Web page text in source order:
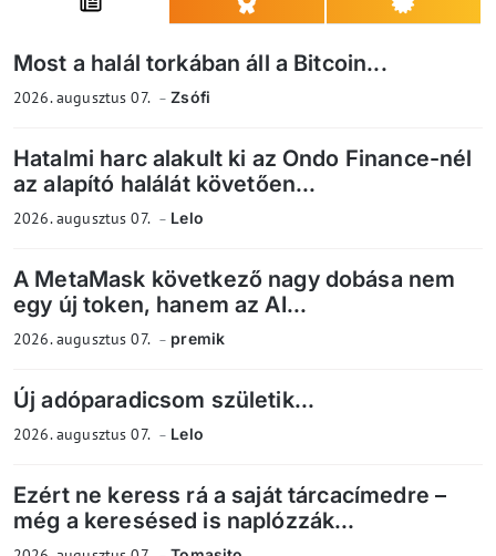
Most a halál torkában áll a Bitcoin...
2026. augusztus 07. Zsófi
Hatalmi harc alakult ki az Ondo Finance-nél
az alapító halálát követően...
2026. augusztus 07. Lelo
A MetaMask következő nagy dobása nem
egy új token, hanem az AI...
2026. augusztus 07. premik
Új adóparadicsom születik...
2026. augusztus 07. Lelo
Ezért ne keress rá a saját tárcacímedre –
még a keresésed is naplózzák...